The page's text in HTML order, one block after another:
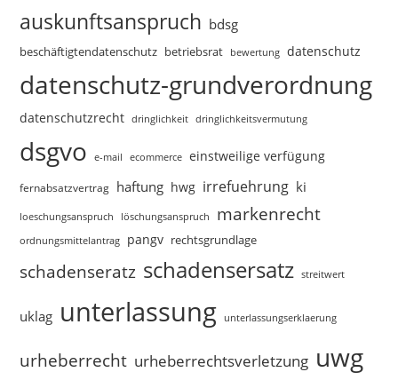
auskunftsanspruch bdsg
beschäftigtendatenschutz betriebsrat bewertung datenschutz
datenschutz-grundverordnung
datenschutzrecht dringlichkeit dringlichkeitsvermutung
dsgvo e-mail ecommerce einstweilige verfügung
fernabsatzvertrag haftung hwg irrefuehrung ki
loeschungsanspruch löschungsanspruch markenrecht
ordnungsmittelantrag pangv rechtsgrundlage
schadenseratz schadensersatz streitwert
uklag unterlassung unterlassungserklaerung
urheberrecht urheberrechtsverletzung uwg